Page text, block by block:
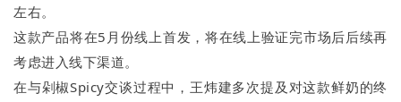
左右。
这款产品将在5月份线上首发，将在线上验证完市场后后续再
考虑进入线下渠道。
在与剁椒Spicy交谈过程中，王炜建多次提及对这款鲜奶的终